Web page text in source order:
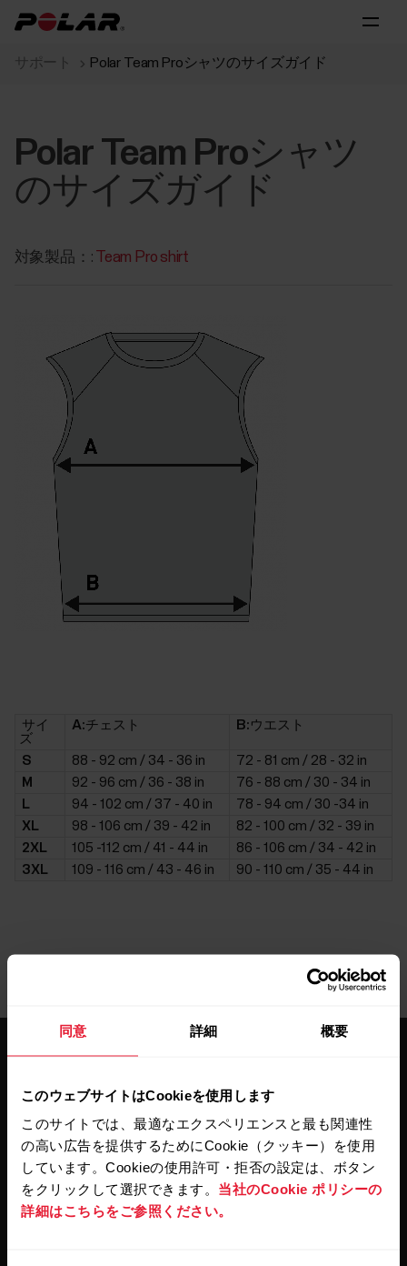
同意 詳細 概要
このウェブサイトはCookieを使用します
このサイトでは、最適なエクスペリエンスと最も関連性
の高い広告を提供するためにCookie（クッキー）を使用
しています。Cookieの使用許可・拒否の設定は、ボタン
をクリックして選択できます。 当社のCookie ポリシーの
詳細はこちらをご参照ください。
サポート Polar Team Proシャツのサイズガイド
Polar Team Proシャツ
のサイズガイド
対象製品：: Team Pro shirt
サイ
ズ
A:チェスト B:ウエスト
S 88 - 92 cm / 34 - 36 in
72 - 81 cm / 28 - 32 in
M
92 - 96 cm / 36 - 38 in
76 - 88 cm / 30 - 34 in
L
94 - 102 cm / 37 - 40 in
78 - 94 cm / 30 -34 in
XL
98 - 106 cm / 39 - 42 in
82 - 100 cm / 32 - 39 in
2XL
105 -112 cm / 41 - 44 in
86 - 106 cm / 34 - 42 in
3XL
109 - 116 cm / 43 - 46 in 90 - 110 cm / 35 - 44 in
最新情報をニュースレター
で